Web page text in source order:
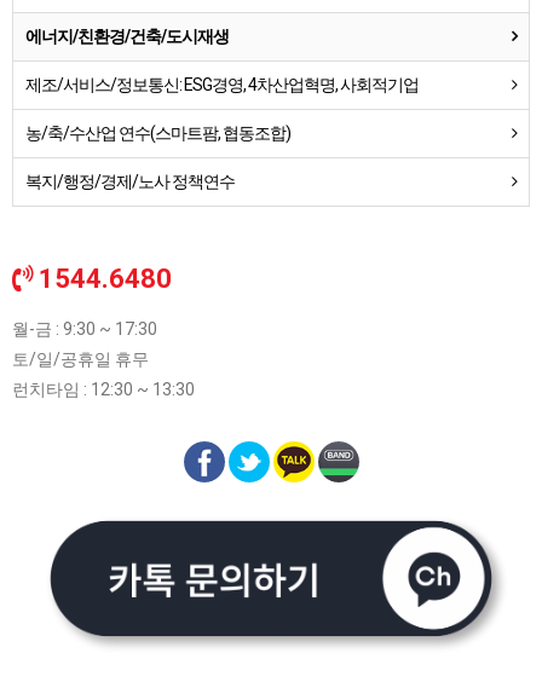
에너지/친환경/건축/도시재생
제조/서비스/정보통신: ESG경영, 4차산업혁명, 사회적기업
농/축/수산업 연수(스마트팜, 협동조합)
복지/행정/경제/노사 정책연수
1544.6480
월-금 : 9:30 ~ 17:30
토/일/공휴일 휴무
런치타임 : 12:30 ~ 13:30